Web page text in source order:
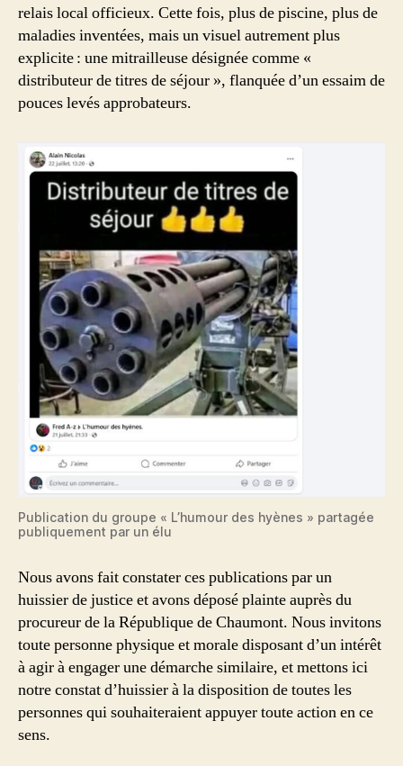
relais local officieux. Cette fois, plus de piscine, plus de
maladies inventées, mais un visuel autrement plus
explicite : une mitrailleuse désignée comme «
distributeur de titres de séjour », flanquée d’un essaim de
pouces levés approbateurs.
Publication du groupe « L’humour des hyènes » partagée
publiquement par un élu
Nous avons fait constater ces publications par un
huissier de justice et avons déposé plainte auprès du
procureur de la République de Chaumont. Nous invitons
toute personne physique et morale disposant d’un intérêt
à agir à engager une démarche similaire, et mettons ici
notre constat d’huissier à la disposition de toutes les
personnes qui souhaiteraient appuyer toute action en ce
sens.